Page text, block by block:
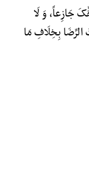
جَازِعاً، وَ لَا
بِخِلَافِ مَا